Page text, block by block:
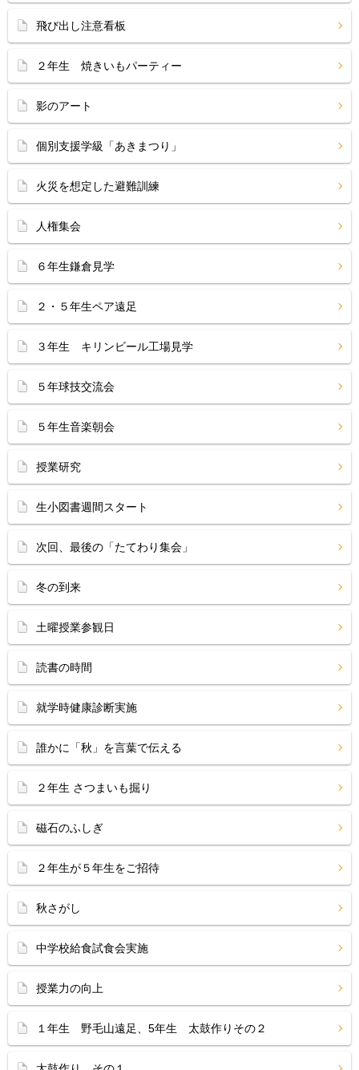
飛び出し注意看板
２年生 焼きいもパーティー
影のアート
個別支援学級「あきまつり」
火災を想定した避難訓練
人権集会
６年生鎌倉見学
２・５年生ペア遠足
３年生 キリンビール工場見学
５年球技交流会
５年生音楽朝会
授業研究
生小図書週間スタート
次回、最後の「たてわり集会」
冬の到来
土曜授業参観日
読書の時間
就学時健康診断実施
誰かに「秋」を言葉で伝える
２年生 さつまいも掘り
磁石のふしぎ
２年生が５年生をご招待
秋さがし
中学校給食試食会実施
授業力の向上
１年生 野毛山遠足、5年生 太鼓作りその２